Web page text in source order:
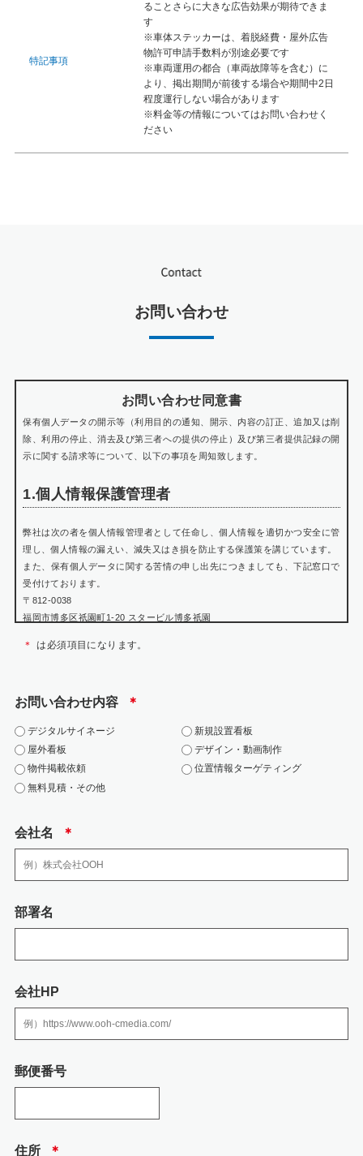
特記事項
ることさらに大きな広告効果が期待できま
す
※車体ステッカーは、着脱経費・屋外広告
物許可申請手数料が別途必要です
※車両運用の都合（車両故障等を含む）に
より、掲出期間が前後する場合や期間中2日
程度運行しない場合があります
※料金等の情報についてはお問い合わせく
ださい
お問い合わせ
お問い合わせ同意書
保有個人データの開示等（利用目的の通知、開示、内容の訂正、追加又は削
除、利用の停止、消去及び第三者への提供の停止）及び第三者提供記録の開
示に関する請求等について、以下の事項を周知致します。
1.個人情報保護管理者
弊社は次の者を個人情報管理者として任命し、個人情報を適切かつ安全に管
理し、個人情報の漏えい、減失又はき損を防止する保護策を講じています。
また、保有個人データに関する苦情の申し出先につきましても、下記窓口で
受付けております。
〒812-0038
福岡市博多区祇園町1-20 スタービル博多祇園
TEL:092-402-0699
2.個人情報の利用目的
お問い合わせにおける個人情報は、該当お問い合わせへの対応にのみ利用い
たします。
答えするため
内、提供その他を実施するため
3.個人情報の取り扱いの委託
弊社の業務の全部または一部を外部に業務委託する際、弊社は、個人情報を
4.個人情報を提供される事の任意性について
る可能性がありますので予めご了承ください。
＊ は必須項目になります。
お問い合わせ内容 ＊
デジタルサイネージ
新規設置看板
屋外看板
デザイン・動画制作
物件掲載依頼
位置情報ターゲティング
無料見積・その他
会社名 ＊
部署名
会社HP
郵便番号
住所 ＊